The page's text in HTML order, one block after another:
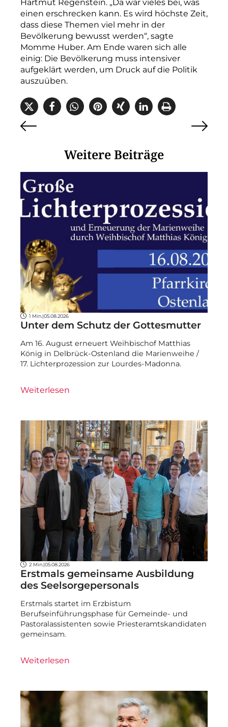
Hartmut Regenstein. „Da war vieles bei, was
einen erschrecken kann. Es wird höchste Zeit,
dass diese Themen viel mehr in der
Bevölkerung bewusst werden“, sagte
Momme Huber. Am Ende waren sich alle
einig: Die Bevölkerung muss intensiver
aufgeklärt werden, um Druck auf die Politik
auszuüben.
Weitere Beiträge
1 Min. |05.08.2026
Unter dem Schutz der Gottesmutter
Am 16. August erneuert Weihbischof Matthias
König in Delbrück-Ostenland die Marienweihe /
17. Lichterprozession zur Lourdes-Madonna.
Weiterlesen
2 Min. |05.08.2026
Erstmals gemeinsame Ausbildung
des Seelsorgepersonals
Erstmals startet im Erzbistum
Berufseinführungsphase für Gemeinde- und
Pastoralassistenten sowie Priesteramtskandidaten
gemeinsam.
Weiterlesen